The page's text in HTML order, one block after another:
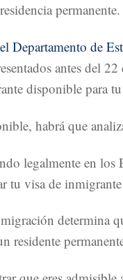
permanente.
Departamento de
antes del
disponible para tu
habrá que
legalmente en los
tu visa de
determina
residente